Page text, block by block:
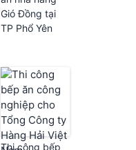
Gió Đồng tại
TP Phổ Yên
Thi công bếp